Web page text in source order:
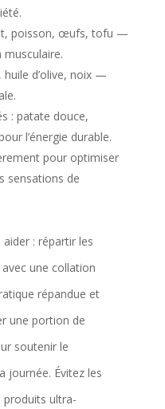
poisson, œufs, tofu —
huile d’olive, noix —
: patate douce,
l’énergie durable.
pour optimiser
sensations de
: répartir les
une collation
répandue et
une portion de
soutenir le
journée. Évitez les
produits ultra-